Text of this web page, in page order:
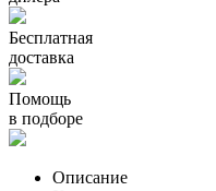
Бесплатная
доставка
Помощь
в подборе
Описание